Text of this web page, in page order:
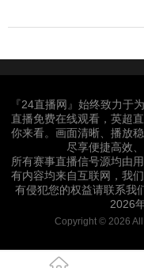
『24直播网』始终致力于
直播免费在线观看，英超
你来看。画面清晰、播放
尽享便捷高效
所有赛事直播信号源均由
有内容均来自互联网，我
有侵犯您的权益请联系我
2026
Copyright © 2026